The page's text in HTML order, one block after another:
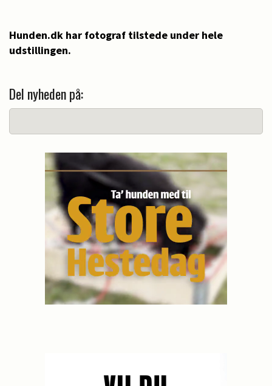
Hunden.dk har fotograf tilstede under hele
udstillingen.
Del nyheden på: